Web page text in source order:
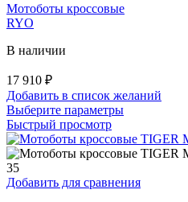
товара.
Мотоботы кроссовые
RYO
В наличии
17 910 ₽
Добавить в список желаний
Выберите параметрыЭтот
имеет
несколько
Опции
Быстрый просмотр
35
Добавить для сравнения